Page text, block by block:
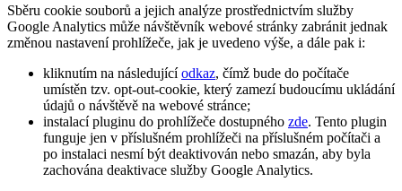
Sběru cookie souborů a jejich analýze prostřednictvím služby
Google Analytics může návštěvník webové stránky zabránit jednak
změnou nastavení prohlížeče, jak je uvedeno výše, a dále pak i:
kliknutím na následujícíodkaz, čímž bude do počítače
umístěn tzv. opt-out-cookie, který zamezí budoucímu ukládání
údajů o návštěvě na webové stránce;
instalací pluginu do prohlížeče dostupného zde. Tento plugin
funguje jen v příslušném prohlížeči na příslušném počítači a
po instalaci nesmí být deaktivován nebo smazán, aby byla
zachována deaktivace služby Google Analytics.